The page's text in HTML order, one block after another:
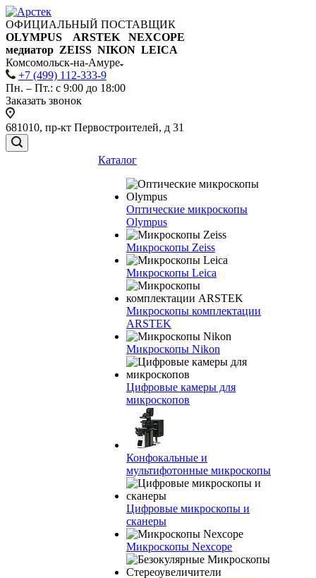
ОФИЦИАЛЬНЫЙ ПОСТАВЩИК
OLYMPUS ARSTEK NEXCOPE
медиатор ZEISS NIKON LEICA
Комсомольск-на-Амуре
+7 (499) 112-333-9
Пн. – Пт.: с 9:00 до 18:00
Заказать звонок
681010, пр-кт Первостроителей, д 31
Каталог
Оптические микроскопы
Olympus
Микроскопы Zeiss
Микроскопы Leica
Микроскопы комплектации
ARSTEK
Микроскопы Nikon
Цифровые камеры для
микроскопов
Конфокальные и
мультифотонные микроскопы
Цифровые микроскопы и
сканеры
Микроскопы Nexcope